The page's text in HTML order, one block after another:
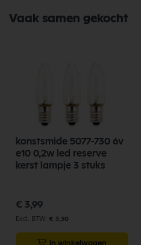
Vaak samen gekocht
konstsmide 5077-730 6v
e10 0,2w led reserve
kerst lampje 3 stuks
€ 3,99
€ 3,30
In winkelwagen